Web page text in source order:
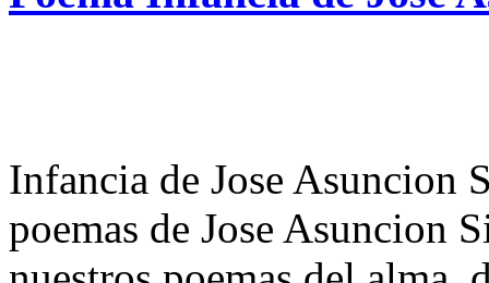
Infancia de Jose Asuncion
poemas de Jose Asuncion